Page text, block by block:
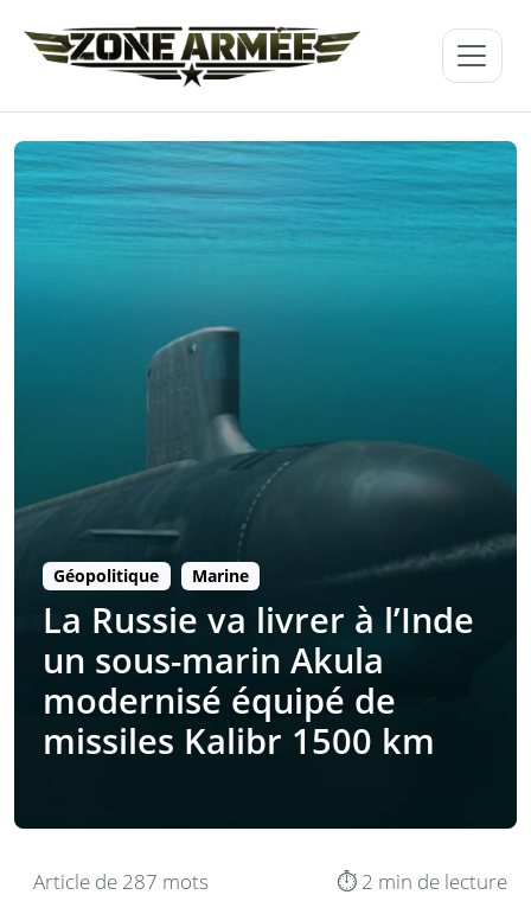
Géopolitique Marine
La Russie va livrer à l’Inde
un sous-marin Akula
modernisé équipé de
missiles Kalibr 1500 km
Article de 287 mots ⏱️ 2 min de lecture